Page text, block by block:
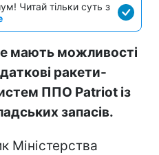
Читай тільки суть з
мають можливості
ракети-
ППО Patriot із
запасів.
Міністерства